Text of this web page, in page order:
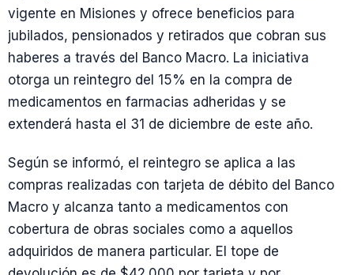
vigente en Misiones y ofrece beneficios para
jubilados, pensionados y retirados que cobran sus
haberes a través del Banco Macro. La iniciativa
otorga un reintegro del 15% en la compra de
medicamentos en farmacias adheridas y se
extenderá hasta el 31 de diciembre de este año.
Según se informó, el reintegro se aplica a las
compras realizadas con tarjeta de débito del Banco
Macro y alcanza tanto a medicamentos con
cobertura de obras sociales como a aquellos
adquiridos de manera particular. El tope de